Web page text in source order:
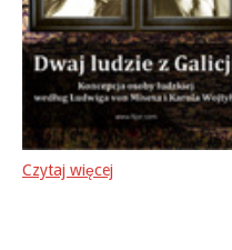
Czytaj więcej